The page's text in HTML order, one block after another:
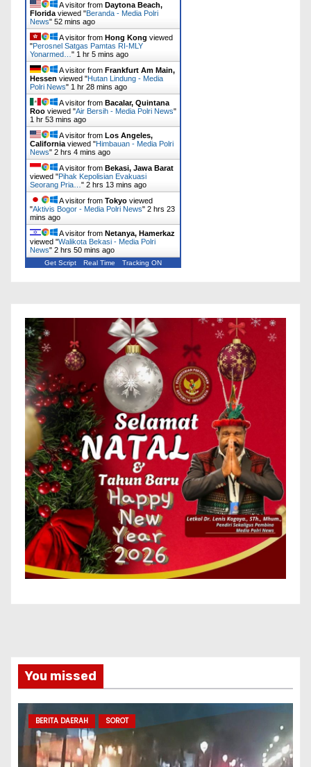
A visitor from Daytona Beach,
Floridaviewed "Beranda - Media Polri
News" 52 mins ago
A visitor from Hong Kong viewed
"Perosnel Satgas Pamtas RI-MLY
Yonarmed…" 1 hr 5 mins ago
A visitor from Frankfurt Am Main,
Hessen viewed "Hutan Lindung - Media
Polri News" 1 hr 28 mins ago
A visitor from Bacalar, Quintana
Roo viewed "Air Bersih - Media Polri News"
1 hr 53 mins ago
A visitor from Los Angeles,
Californiaviewed "Himbauan - Media Polri
News" 2 hrs 5 mins ago
A visitor from Bekasi, Jawa Barat
viewed "Pihak Kepolisian Evakuasi
Seorang Pria…" 2 hrs 14 mins ago
A visitor from Tokyo viewed
"Aktivis Bogor - Media Polri News" 2 hrs 23
mins ago
A visitor from Netanya, Hamerkaz
viewed "Walikota Bekasi - Media Polri
News" 2 hrs 50 mins ago
Get Script Real Time Tracking ON
You missed
BERITA DAERAH SOROT